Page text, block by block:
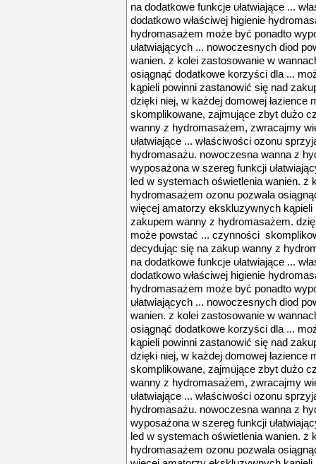
na dodatkowe funkcje ułatwiające ...
dodatkowo właściwej higienie
hydromasażem może być ponadto
ułatwiających ... nowoczesnych diod
wanien. z kolei zastosowanie w
osiągnąć dodatkowe korzyści dla ...
kąpieli powinni zastanowić się nad
dzięki niej, w każdej domowej
skomplikowane, zajmujące zbyt dużo
wanny z hydromasażem, zwracajmy
ułatwiające ... właściwości ozonu
hydromasażu. nowoczesna wanna z
wyposażona w szereg funkcji
led w systemach oświetlenia wanien. z
hydromasażem ozonu pozwala
więcej amatorzy ekskluzywnych kąpieli
zakupem wanny z hydromasażem.
może powstać ... czynności
decydując się na zakup wanny z
na dodatkowe funkcje ułatwiające ...
dodatkowo właściwej higienie
hydromasażem może być ponadto
ułatwiających ... nowoczesnych diod
wanien. z kolei zastosowanie w
osiągnąć dodatkowe korzyści dla ...
kąpieli powinni zastanowić się nad
dzięki niej, w każdej domowej
skomplikowane, zajmujące zbyt dużo
wanny z hydromasażem, zwracajmy
ułatwiające ... właściwości ozonu
hydromasażu. nowoczesna wanna z
wyposażona w szereg funkcji
led w systemach oświetlenia wanien. z
hydromasażem ozonu pozwala